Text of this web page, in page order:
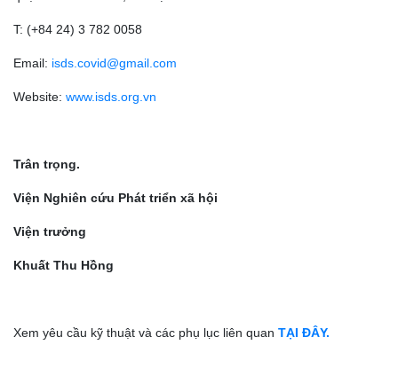
T: (+84 24) 3 782 0058
Email: isds.covid@gmail.com
Website: www.isds.org.vn
Trân trọng.
Viện Nghiên cứu Phát triển xã hội
Viện trưởng
Khuất Thu Hồng
Xem yêu cầu kỹ thuật và các phụ lục liên quan TẠI ĐÂY.